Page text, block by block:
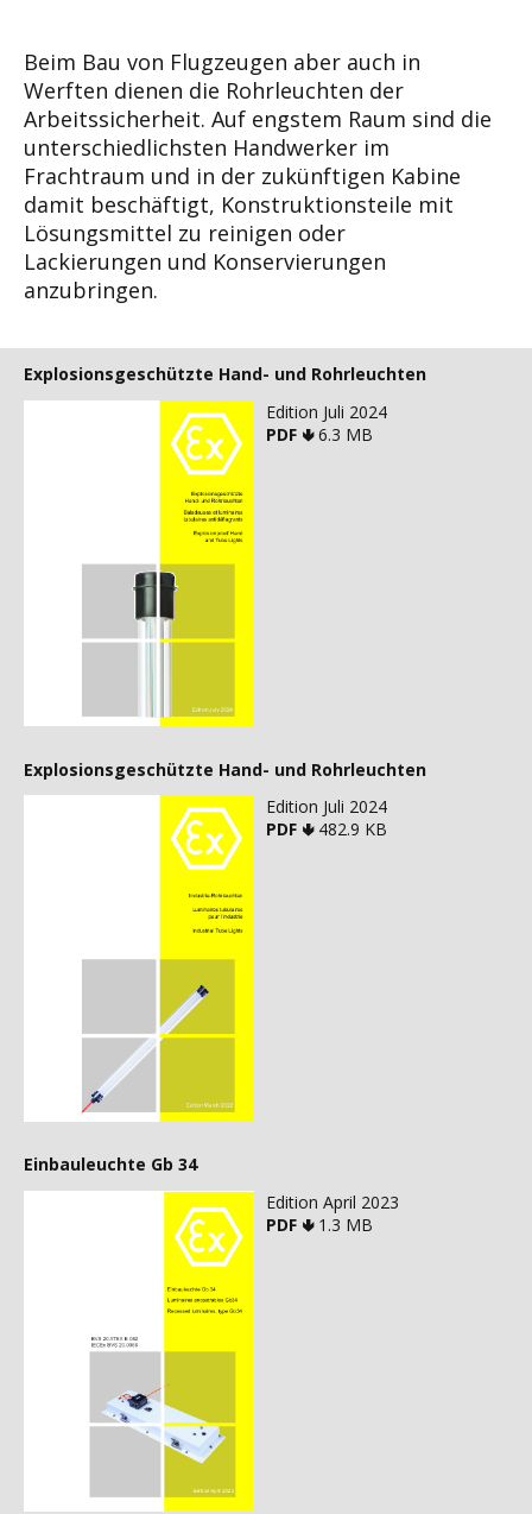
Beim Bau von Flugzeugen aber auch in
Werften dienen die Rohrleuchten der
Arbeitssicherheit. Auf engstem Raum sind die
unterschiedlichsten Handwerker im
Frachtraum und in der zukünftigen Kabine
damit beschäftigt, Konstruktionsteile mit
Lösungsmittel zu reinigen oder
Lackierungen und Konservierungen
anzubringen.
Explosionsgeschützte Hand- und Rohrleuchten
Edition Juli 2024
PDF 🢃6.3 MB
Explosionsgeschützte Hand- und Rohrleuchten
Edition Juli 2024
PDF 🢃 482.9 KB
Einbauleuchte Gb 34
Edition April 2023
PDF 🢃 1.3 MB